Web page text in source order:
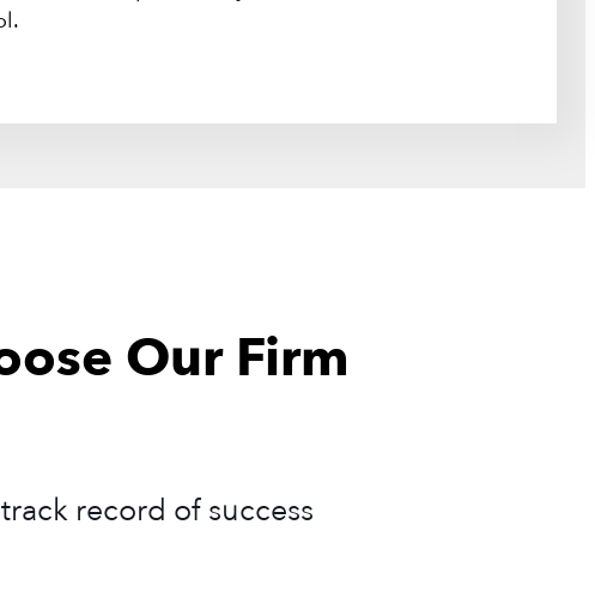
Our Firm
record of success